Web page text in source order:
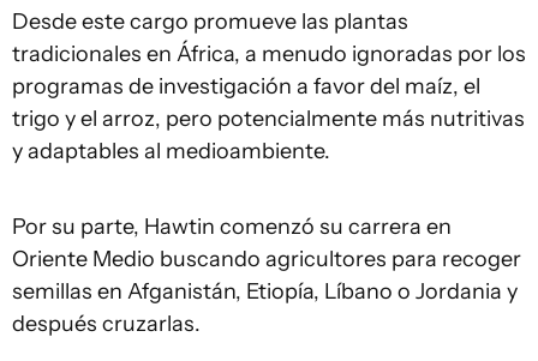
Desde este cargo promueve las plantas
tradicionales en África, a menudo ignoradas por los
programas de investigación a favor del maíz, el
trigo y el arroz, pero potencialmente más nutritivas
y adaptables al medioambiente.
Por su parte, Hawtin comenzó su carrera en
Oriente Medio buscando agricultores para recoger
semillas en Afganistán, Etiopía, Líbano o Jordania y
después cruzarlas.